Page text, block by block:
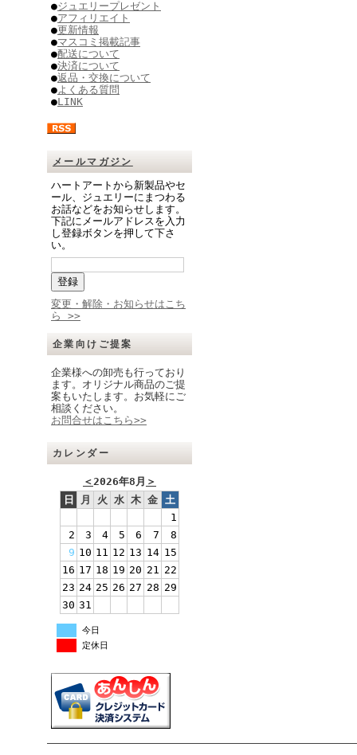
●ジュエリープレゼント
●アフィリエイト
●更新情報
●マスコミ掲載記事
●配送について
●決済について
●返品・交換について
●よくある質問
●LINK
メールマガジン
ハートアートから新製品やセ
ール、ジュエリーにまつわる
お話などをお知らせします。
下記にメールアドレスを入力
し登録ボタンを押して下さ
い。
変更・解除・お知らせはこち
ら >>
企業向けご提案
企業様への卸売も行っており
ます。オリジナル商品のご提
案もいたします。お気軽にご
相談ください。
お問合せはこちら>>
カレンダー
＜2026年8月 ＞
日
月 火 水 木 金 土
1
2
3 4 5 6 7
8
9 10 11 12 13 14 15
16 17 18 19 20 21 22
23 24 25 26 27 28 29
30 31
今日
定休日